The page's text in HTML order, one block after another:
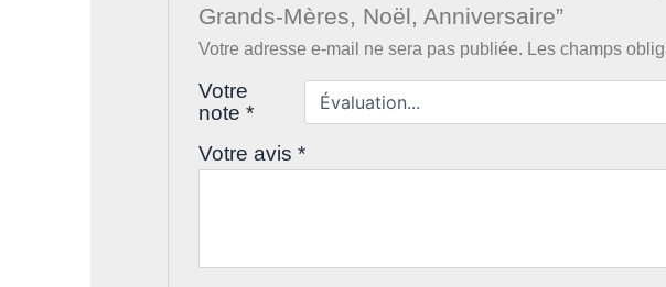
Grands-Mères, Noël, Anniversaire”
Votre adresse e-mail ne sera pas publiée. Les champs
Votre
note *
Votre avis *